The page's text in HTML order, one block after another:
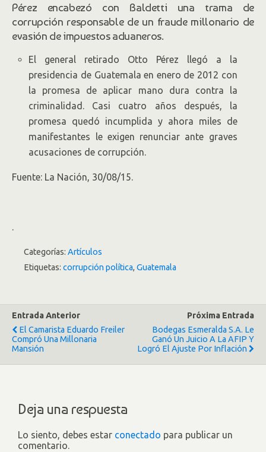
Pérez encabezó con Baldetti una trama de
corrupción responsable de un fraude millonario de
evasión de impuestos aduaneros.
El general retirado Otto Pérez llegó a la
presidencia de Guatemala en enero de 2012 con
la promesa de aplicar mano dura contra la
criminalidad. Casi cuatro años después, la
promesa quedó incumplida y ahora miles de
manifestantes le exigen renunciar ante graves
acusaciones de corrupción.
Fuente: La Nación, 30/08/15.
.
Categorías: Artículos
Etiquetas: corrupción política, Guatemala
Entrada Anterior
El Camarista Eduardo Freiler
Compró Una Millonaria
Mansión
Próxima Entrada
Bodegas Esmeralda S.A. Le
Ganó Un Juicio A La AFIP Y
Logró El Ajuste Por Inflación
Deja una respuesta
Lo siento, debes estar conectado para publicar un
comentario.